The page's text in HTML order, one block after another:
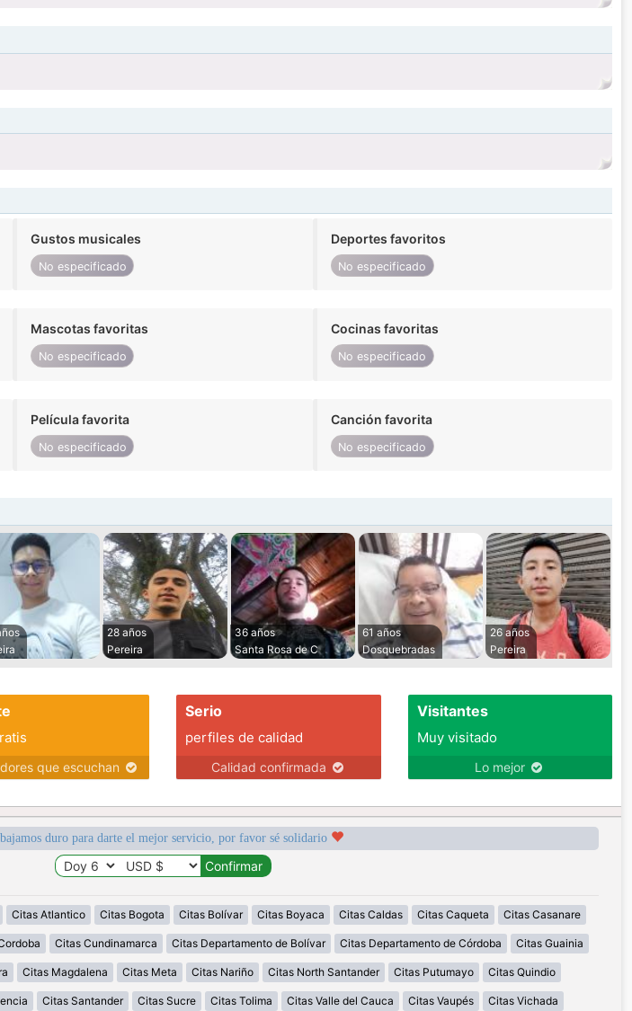
Gustos musicales
No especificado
Deportes favoritos
No especificado
Mascotas favoritas
No especificado
Cocinas favoritas
No especificado
Película favorita
No especificado
Canción favorita
No especificado
28 años
Pereira
36 años
Santa Rosa de C
61 años
Dosquebradas
26 años
Pereira
que escuchan
Serio
perfiles de calidad
Calidad confirmada
Visitantes
Muy visitado
Lo mejor
duro para darte el mejor servicio, por favor sé solidario
Citas Atlantico Citas Bogota Citas Bolívar Citas Boyaca Citas Caldas Citas Caqueta Citas Casanare
Citas Cundinamarca Citas Departamento de Bolívar Citas Departamento de Córdoba Citas Guainia
Citas Magdalena Citas Meta Citas Nariño Citas North Santander Citas Putumayo Citas Quindio
Citas Santander Citas Sucre Citas Tolima Citas Valle del Cauca Citas Vaupés Citas Vichada